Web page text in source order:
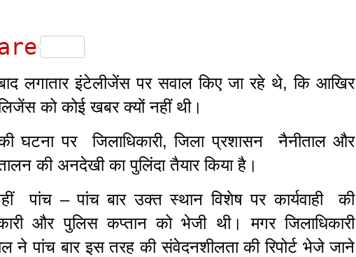
लगातार इंटेलीजेंस पर सवाल किए जा रहे थे, कि आखिर
को कोई खबर क्यों नहीं थी।
घटना पर जिलाधिकारी, जिला प्रशासन नैनीताल और
की अनदेखी का पुलिंदा तैयार किया है।
पांच – पांच बार उक्त स्थान विशेष पर कार्यवाही की
और पुलिस कप्तान को भेजी थी। मगर जिलाधिकारी
ने पांच बार इस तरह की संवेदनशीलता की रिपोर्ट भेजे जाने